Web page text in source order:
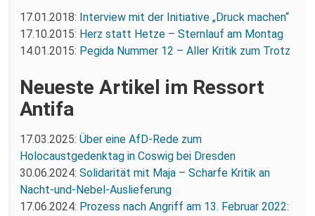
17.01.2018: Interview mit der Initiative „Druck machen“
17.10.2015: Herz statt Hetze – Sternlauf am Montag
14.01.2015: Pegida Nummer 12 – Aller Kritik zum Trotz
Neueste Artikel im Ressort
Antifa
17.03.2025: Über eine AfD-Rede zum
Holocaustgedenktag in Coswig bei Dresden
30.06.2024: Solidarität mit Maja – Scharfe Kritik an
Nacht-und-Nebel-Auslieferung
17.06.2024: Prozess nach Angriff am 13. Februar 2022: